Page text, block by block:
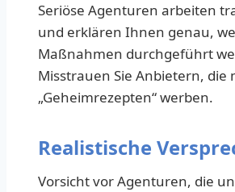
Seriöse Agenturen arbeiten
und erklären Ihnen genau,
Maßnahmen durchgeführt
Misstrauen Sie Anbietern, die
„Geheimrezepten“ werben.
Realistische
Vorsicht vor Agenturen, die